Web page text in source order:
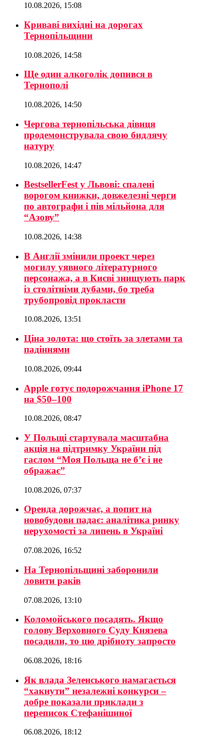
10.08.2026, 15:08
Криваві вихідні на дорогах
Тернопільщини
10.08.2026, 14:58
Ще один алкоголік допився в
Тернополі
10.08.2026, 14:50
Чергова тернопільська дівиця
продемонструвала свою бидлячу
натуру
10.08.2026, 14:47
BestsellerFest у Львові: спалені
ворогом книжки, довжелезні черги
по автографи і пів мільйона для
“Азову”
10.08.2026, 14:38
В Англії змінили проект через
могилу уявного літературного
персонажа, а в Києві знищують парк
із столітніми дубами, бо треба
трубопровід прокласти
10.08.2026, 13:51
Ціна золота: що стоїть за злетами та
падіннями
10.08.2026, 09:44
Apple готує подорожчання iPhone 17
на $50–100
10.08.2026, 08:47
У Польщі стартувала масштабна
акція на підтримку України під
гаслом “Моя Польща не б’є і не
ображає”
10.08.2026, 07:37
Оренда дорожчає, а попит на
новобудови падає: аналітика ринку
нерухомості за липень в Україні
07.08.2026, 16:52
На Тернопільщині заборонили
ловити раків
07.08.2026, 13:10
Коломойського посадять. Якщо
голову Верховного Суду Князева
посадили, то цю дрібноту запросто
06.08.2026, 18:16
Як влада Зеленського намагається
“хакнути” незалежні конкурси –
добре показали приклади з
переписок Стефанішиної
06.08.2026, 18:12